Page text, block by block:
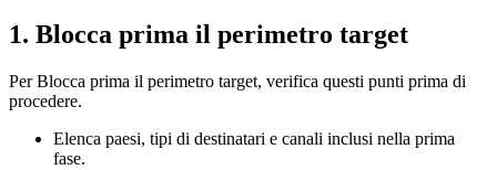
1. Blocca prima il perimetro target
Per Blocca prima il perimetro target, verifica questi punti prima di
procedere.
Elenca paesi, tipi di destinatari e canali inclusi nella prima
fase.